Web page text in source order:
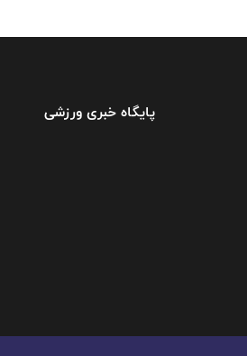
پایگاه خبری ورزشی